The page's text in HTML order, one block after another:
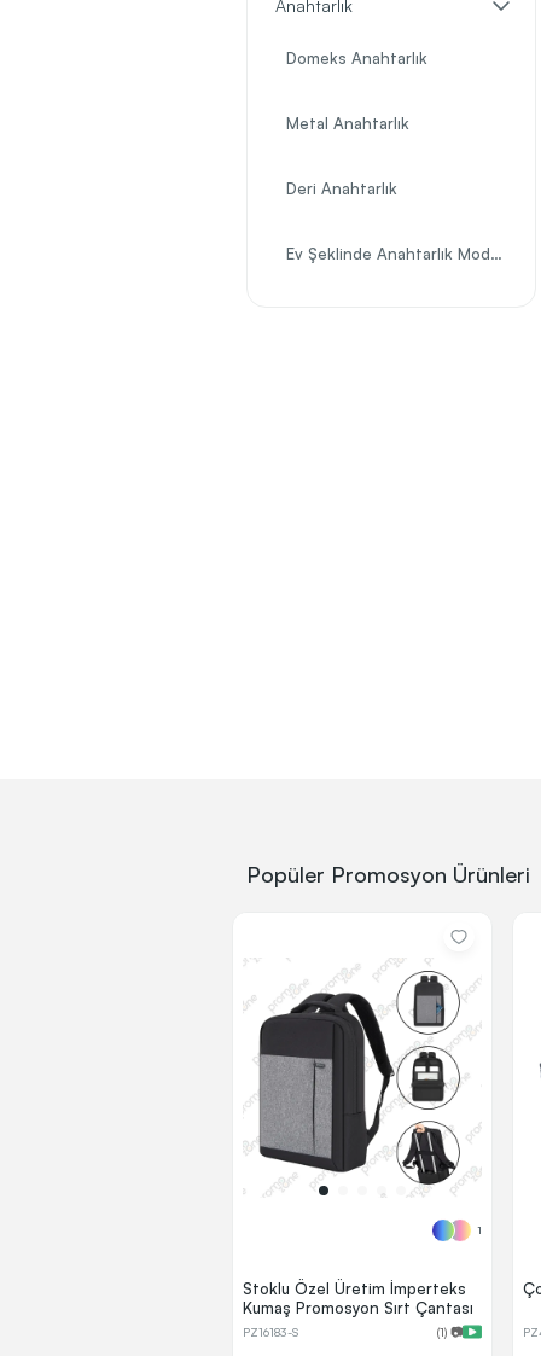
Anahtarlık
Domeks Anahtarlık
Metal Anahtarlık
Deri Anahtarlık
Ev Şeklinde Anahtarlık Modelleri
Popüler Promosyon Ürünleri
1
Stoklu Özel Üretim İmperteks
Kumaş Promosyon Sırt Çantası
PZ16183-S (1) 📷